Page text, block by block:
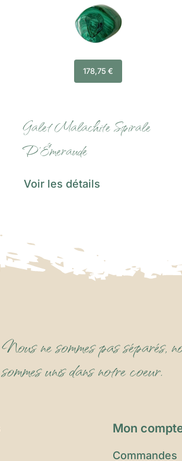
178,75€
Galet Malachite Spirale
D’Émeraude
Voir les détails
Nous ne sommes pas séparés,
sommes unis dans notre coeur.
Mon
Commandes